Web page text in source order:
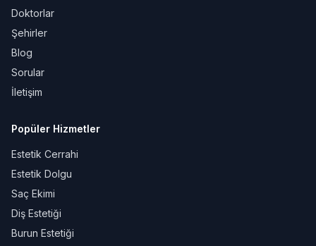
Doktorlar
Şehirler
Blog
Sorular
İletişim
Popüler Hizmetler
Estetik Cerrahi
Estetik Dolgu
Saç Ekimi
Diş Estetiği
Burun Estetiği